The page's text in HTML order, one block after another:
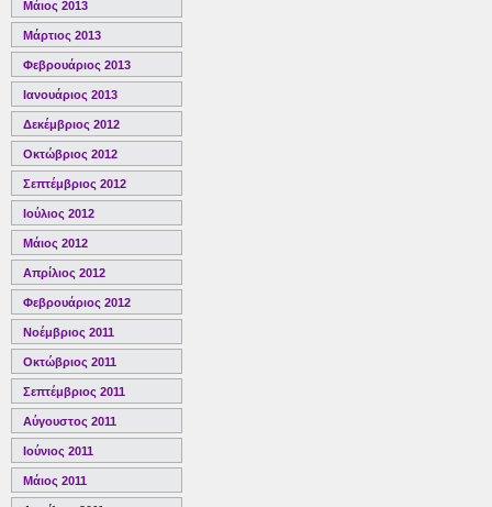
Μάιος 2013
Μάρτιος 2013
Φεβρουάριος 2013
Ιανουάριος 2013
Δεκέμβριος 2012
Οκτώβριος 2012
Σεπτέμβριος 2012
Ιούλιος 2012
Μάιος 2012
Απρίλιος 2012
Φεβρουάριος 2012
Νοέμβριος 2011
Οκτώβριος 2011
Σεπτέμβριος 2011
Αύγουστος 2011
Ιούνιος 2011
Μάιος 2011